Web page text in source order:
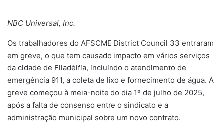
mail
NBC Universal, Inc.
Os trabalhadores do AFSCME District Council 33 entraram
em greve, o que tem causado impacto em vários serviços
da cidade de Filadélfia, incluindo o atendimento de
emergência 911, a coleta de lixo e fornecimento de água. A
greve começou à meia-noite do dia 1º de julho de 2025,
após a falta de consenso entre o sindicato e a
administração municipal sobre um novo contrato.